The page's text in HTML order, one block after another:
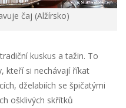
čaj (Alžírsko)
kuskus a tažin. To
kteří si nechávají říkat
dželabiích se špičatými
ošklivých skřítků